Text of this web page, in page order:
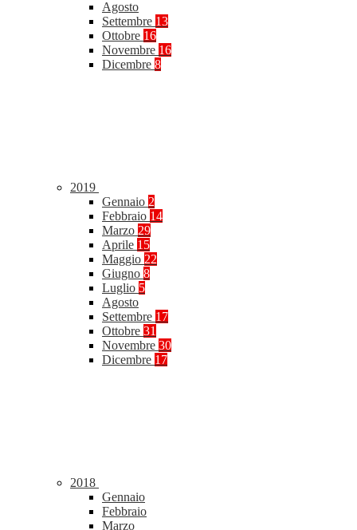
Agosto
Settembre 13
Ottobre 16
Novembre 16
Dicembre 8
2019
Gennaio 2
Febbraio 14
Marzo 29
Aprile 15
Maggio 22
Giugno 8
Luglio 5
Agosto
Settembre 17
Ottobre 31
Novembre 30
Dicembre 17
2018
Gennaio
Febbraio
Marzo